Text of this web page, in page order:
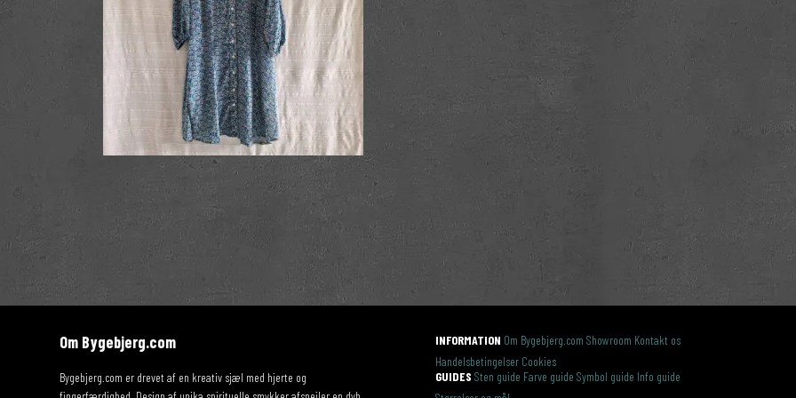
Om Bygebjerg.com
Bygebjerg.com er drevet af en kreativ sjæl med hjerte og
INFORMATION Om Bygebjerg.com Showroom Kontakt os
Handelsbetingelser Cookies
GUIDES Sten guide Farve guide Symbol guide Info guide